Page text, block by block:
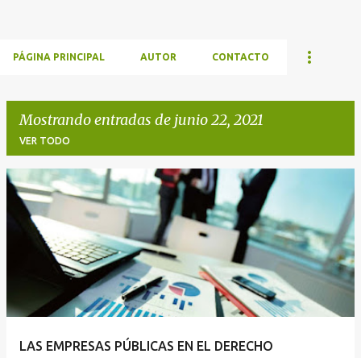
PÁGINA PRINCIPAL AUTOR CONTACTO
Mostrando entradas de junio 22, 2021
VER TODO
d
LAS EMPRESAS PÚBLICAS EN EL DERECHO